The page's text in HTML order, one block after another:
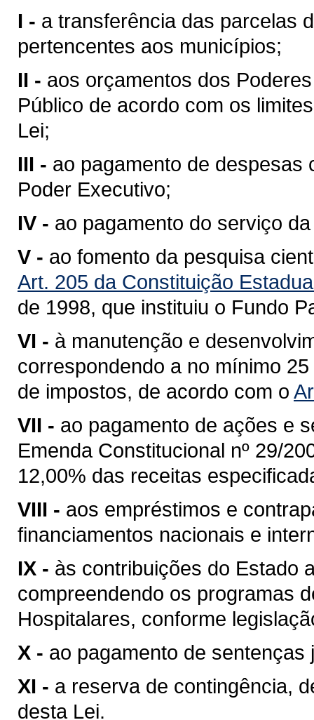
I - a transferência das parcelas
pertencentes aos municípios;
II - aos orçamentos dos
Público de acordo com os
Lei;
III - ao pagamento de despesas
Poder Executivo;
IV - ao pagamento do serviço
V - ao fomento da pesquisa
Art. 205 da Constituição
de 1998, que instituiu o Fundo
VI - à manutenção e
correspondendo a no mínimo
de impostos, de acordo com o
VII - ao pagamento de ações e
Emenda Constitucional nº 29/
12,00% das receitas
VIII - aos empréstimos e
financiamentos nacionais e
IX - às contribuições do Estado
compreendendo os programas
Hospitalares, conforme
X - ao pagamento de sentenças
XI - a reserva de contingência,
desta Lei.